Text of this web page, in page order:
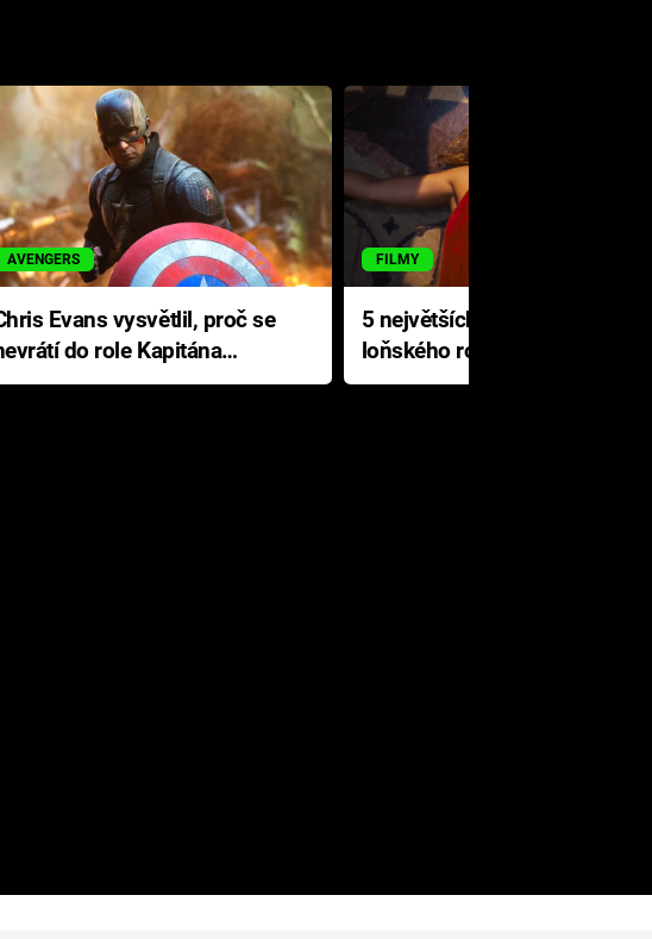
AVENGERS
Evans vysvětlil, proč se
do role Kapitána
FILMY
5 největších propadáků
loňského roku: Disney na
jediné katastrofě prodělal 200